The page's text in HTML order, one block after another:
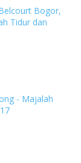
Bogor,
Tidur dan
- Majalah